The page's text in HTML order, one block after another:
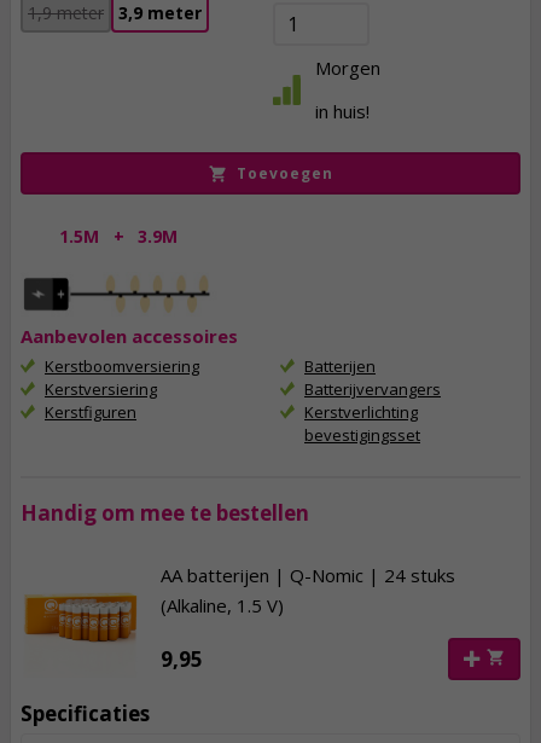
1,9 meter 3,9 meter
Morgen
in huis!
Toevoegen
1.5M + 3.9M
Aanbevolen accessoires
Kerstboomversiering
Kerstversiering
Kerstfiguren
Batterijen
Batterijvervangers
Kerstverlichting
bevestigingsset
Handig om mee te bestellen
AA batterijen | Q-Nomic | 24 stuks
(Alkaline, 1.5 V)
9,95
Specificaties